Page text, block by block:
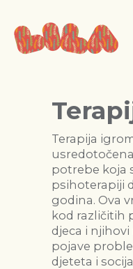
Terapija
potrebe koja
psihoterapiji
godina. Ova
kod različitih
djeca i
pojave
djeteta i